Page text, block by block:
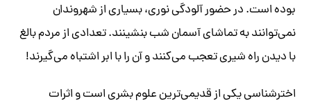
بوده است. در حضور آلودگی نوری، بسیاری از شهروندان
نمی‌توانند به تماشای آسمان شب بنشینند. تعدادی از مردم بالغ
با دیدن راه شیری تعجب می‌کنند و آن را با ابر اشتباه می‌گیرند!
اخترشناسی یکی از قدیمی‌ترین علوم بشری است و اثرات